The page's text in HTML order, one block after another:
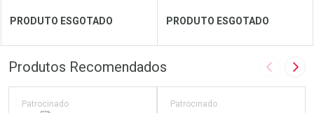
Ver Desconto Convênio Ver Desconto Convênio
PRODUTO ESGOTADO
FECHAR
Laboratório
FECHAR
Por Menos
PRODUTO ESGOTADO
Laboratório
Por Menos
Produtos Recomendados Imagem
Patrocinado Patrocinado